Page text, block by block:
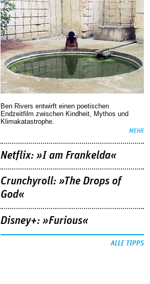
Ben Rivers entwirft einen poetischen
Endzeitfilm zwischen Kindheit, Mythos und
Klimakatastrophe.
MEHR
Netflix: »I am Frankelda«
Crunchyroll: »The Drops of
God«
Disney+: »Furious«
ALLE TIPPS